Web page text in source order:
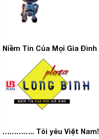
Niềm Tin Của Mọi Gia Đình
………….. Tôi yêu Việt Nam!